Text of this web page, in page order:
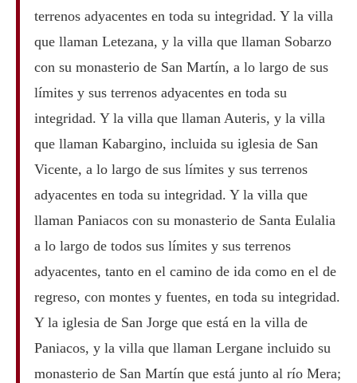
terrenos adyacentes en toda su integridad. Y la villa
que llaman Letezana, y la villa que llaman Sobarzo
con su monasterio de San Martín, a lo largo de sus
límites y sus terrenos adyacentes en toda su
integridad. Y la villa que llaman Auteris, y la villa
que llaman Kabargino, incluida su iglesia de San
Vicente, a lo largo de sus límites y sus terrenos
adyacentes en toda su integridad. Y la villa que
llaman Paniacos con su monasterio de Santa Eulalia
a lo largo de todos sus límites y sus terrenos
adyacentes, tanto en el camino de ida como en el de
regreso, con montes y fuentes, en toda su integridad.
Y la iglesia de San Jorge que está en la villa de
Paniacos, y la villa que llaman Lergane incluido su
monasterio de San Martín que está junto al río Mera;